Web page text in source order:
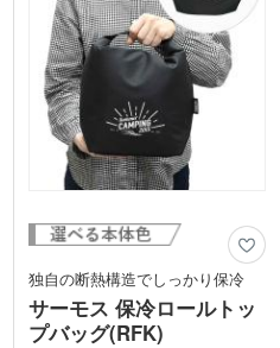
独自の断熱構造でしっかり保冷
サーモス 保冷ロールトッ
プバッグ(RFK)